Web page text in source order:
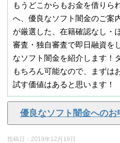
もうどこからもお金を借り
へ、優良なソフト闇金のご案
が厳選した、在籍確認なし・
審査・独自審査で即日融資を
なソフト闇金を紹介します！
もちろん可能なので、まずは
試す価値はあると思います！
優良なソフト闇金への
投稿日： 2019年12月19日